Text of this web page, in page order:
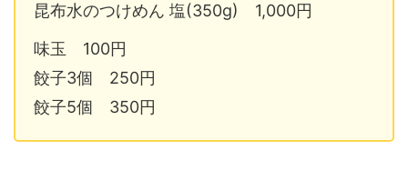
昆布水のつけめん 塩(350g) 1,000円
味玉 100円
餃子3個 250円
餃子5個 350円